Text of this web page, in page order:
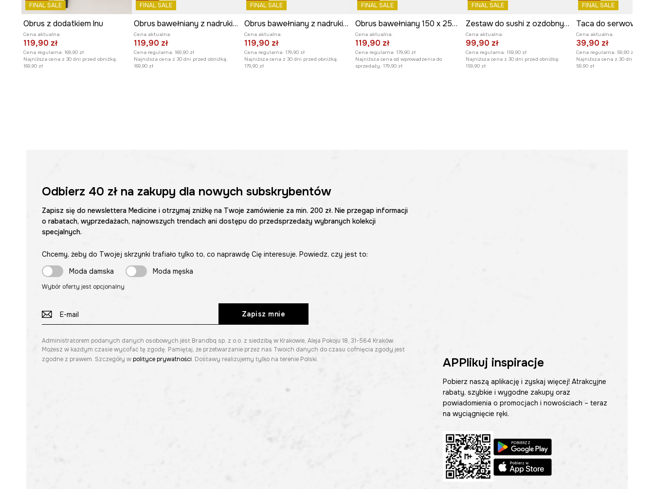
FINAL SALE
Obrus z dodatkiem lnu
Cena aktualna:
119,90 zł
Cena regularna: 169,90 zł
Najniższa cena z 30 dni przed obniżką:
169,90 zł
FINAL SALE
Obrus bawełniany z nadrukiem 150 x 250 cm
Cena aktualna:
119,90 zł
Cena regularna: 169,90 zł
Najniższa cena z 30 dni przed obniżką:
169,90 zł
FINAL SALE
Obrus bawełniany z nadrukiem i haftem 150 x 250 cm
Cena aktualna:
119,90 zł
Cena regularna: 179,90 zł
Najniższa cena z 30 dni przed obniżką:
179,90 zł
FINAL SALE
Obrus bawełniany 150 x 250 cm
Cena aktualna:
119,90 zł
Cena regularna: 179,90 zł
Najniższa cena od wprowadzenia do
sprzedaży: 179,90 zł
FINAL SALE
Zestaw do sushi z ozdobnym wzorem
Cena aktualna:
99,90 zł
Cena regularna: 159,90 zł
Najniższa cena z 30 dni przed obniżką:
159,90 zł
FINAL SALE
Cena aktualna:
39,90 zł
Cena regularna: 59,90 zł
Najniższa cena z 30 dni przed
59,90 zł
Odbierz 40 złna zakupy dla nowych subskrybentów
Zapisz się do newslettera Medicine i otrzymaj zniżkę na Twoje zamówienie za min. 200 zł. Nie przegap informacji
o rabatach, wyprzedażach, najnowszych trendach ani dostępu do przedsprzedaży wybranych kolekcji
specjalnych.
Chcemy, żeby do Twojej skrzynki trafiało tylko to, co naprawdę Cię interesuje. Powiedz, czy jest to:
Moda damska
Moda męska
Wybór oferty jest opcjonalny
Zapisz mnie
Administratorem podanych danych osobowych jest Brandbq sp. z o.o. z siedzibą w Krakowie, Aleja Pokoju 18, 31-564 Kraków.
Możesz w każdym czasie wycofać tę zgodę. Pamiętaj, że przetwarzanie przez nas Twoich danych do czasu cofnięcia zgody jest
zgodne z prawem. Szczegóły w polityce prywatności. Dostawy realizujemy tylko na terenie Polski. APPlikuj inspiracje
Pobierz naszą aplikację i zyskaj więcej! Atrakcyjne
rabaty, szybkie i wygodne zakupy oraz
powiadomienia o promocjach i nowościach – teraz
na wyciągnięcie ręki.